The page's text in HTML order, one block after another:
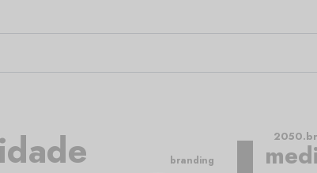
branding